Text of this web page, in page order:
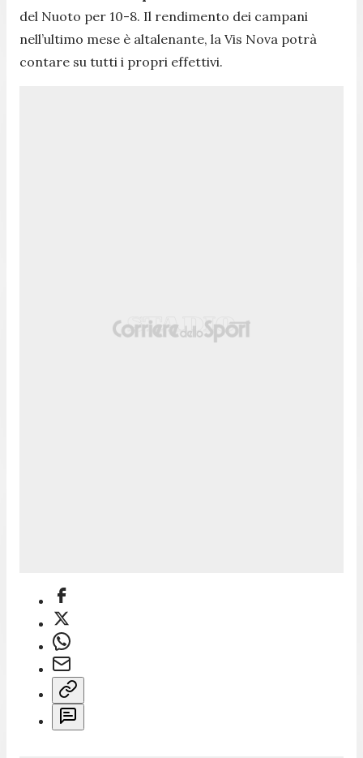
del Nuoto per 10-8. Il rendimento dei campani
nell’ultimo mese è altalenante, la Vis Nova potrà
contare su tutti i propri effettivi.